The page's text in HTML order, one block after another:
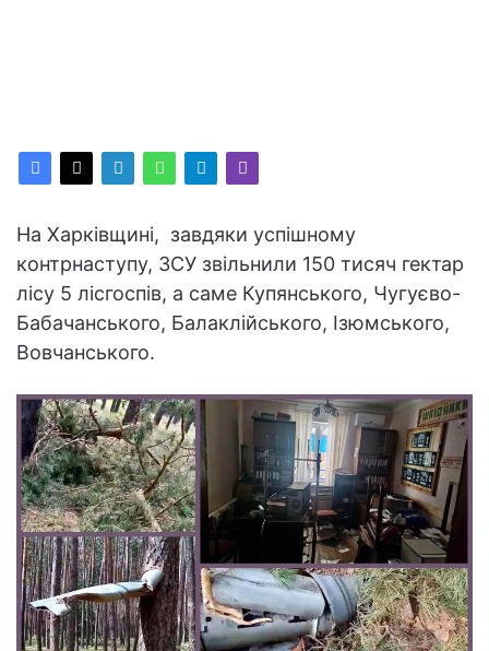
На Харківщині, завдяки успішному
контрнаступу, ЗСУ звільнили 150 тисяч гектар
лісу 5 лісгоспів, а саме Купянського, Чугуєво-
Бабачанського, Балаклійського, Ізюмського,
Вовчанського.